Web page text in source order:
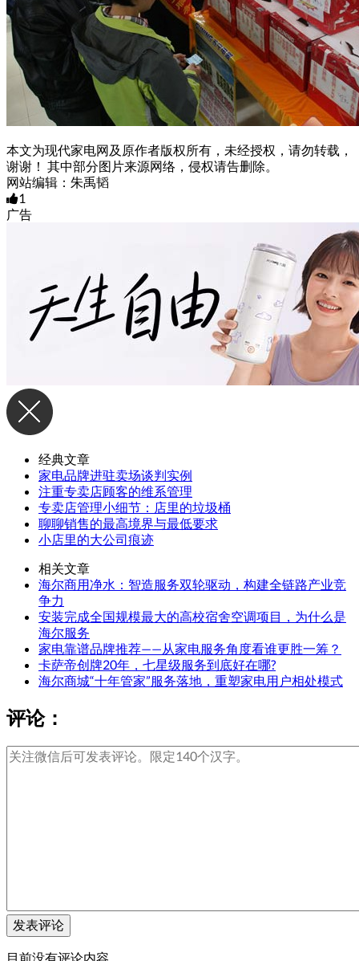
本文为现代家电网及原作者版权所有，未经授权，请勿转载，
谢谢！ 其中部分图片来源网络，侵权请告删除。
网站编辑：朱禹韬
1
广告
经典文章
家电品牌进驻卖场谈判实例
注重专卖店顾客的维系管理
专卖店管理小细节：店里的垃圾桶
聊聊销售的最高境界与最低要求
小店里的大公司痕迹
相关文章
海尔商用净水：智造服务双轮驱动，构建全链路产业竞
争力
安装完成全国规模最大的高校宿舍空调项目，为什么是
海尔服务
家电靠谱品牌推荐——从家电服务角度看谁更胜一筹？
卡萨帝创牌20年，七星级服务到底好在哪?
海尔商城“十年管家”服务落地，重塑家电用户相处模式
评论：
目前没有评论内容。